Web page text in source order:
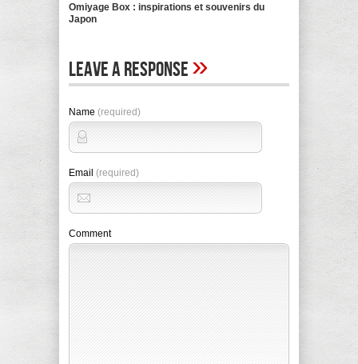
Omiyage Box : inspirations et souvenirs du
Japon
Leave A Response»
Name (required)
Email (required)
Comment